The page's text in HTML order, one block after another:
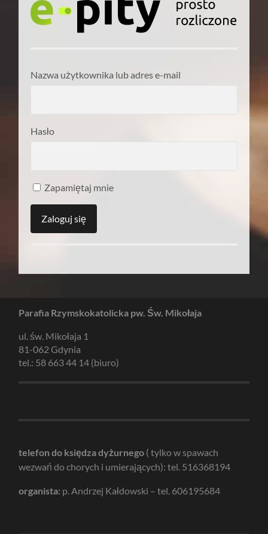
Nazwa użytkownika lub adres e-mail
Hasło
Zapamiętaj mnie
Parafia Rzymskokatolicka pw. Św. Mikołaja
ul. św. Mikołaja 1
81-062 Gdynia
tel.: 58 663 44 14 (biuro)
telefon do księdza dyżurnego ( tylko w spawach
wezwań do chorych i umierających): tel. 516368194
organista: p. Andrzej Kałdowski – tel. 606195684